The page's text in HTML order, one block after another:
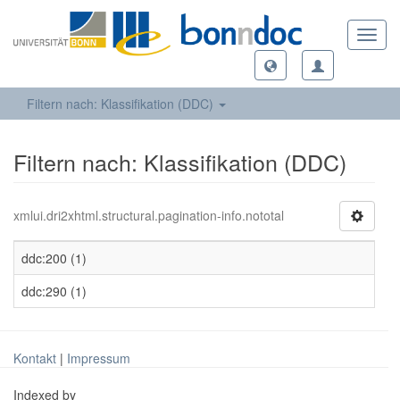
Filtern nach: Klassifikation (DDC)
Filtern nach: Klassifikation (DDC)
xmlui.dri2xhtml.structural.pagination-info.nototal
ddc:200 (1)
ddc:290 (1)
Kontakt | Impressum
Indexed by